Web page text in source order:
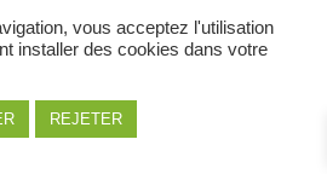
vous acceptez l'utilisation
installer des cookies dans votre
REJETER